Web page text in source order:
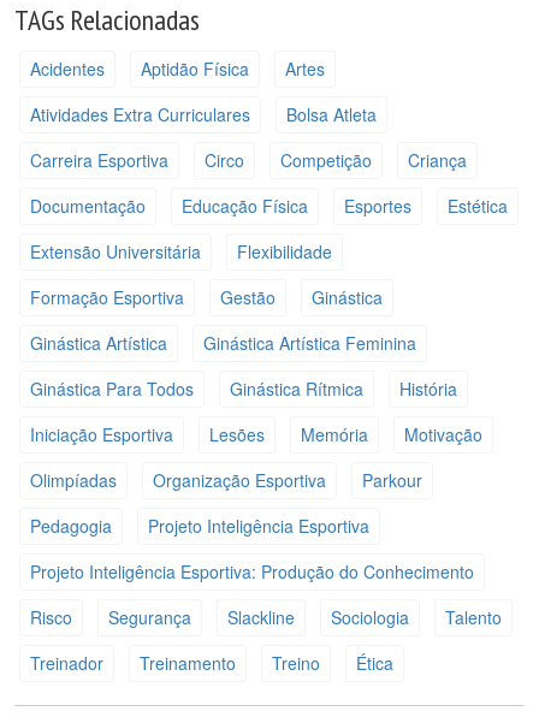
TAGs Relacionadas
Acidentes Aptidão Física
Artes
Atividades Extra Curriculares
Bolsa Atleta
Carreira Esportiva
Circo Competição
Criança
Documentação
Educação Física Esportes
Estética
Extensão Universitária
Flexibilidade
Formação Esportiva
Gestão
Ginástica
Ginástica Artística
Ginástica Artística Feminina
Ginástica Para Todos
Ginástica Rítmica
História
Iniciação Esportiva
Lesões Memória
Motivação
Olimpíadas
Organização Esportiva
Parkour
Pedagogia
Projeto Inteligência Esportiva
Projeto Inteligência Esportiva: Produção do Conhecimento
Risco
Segurança Slackline Sociologia
Talento
Treinador
Treinamento Treino Ética